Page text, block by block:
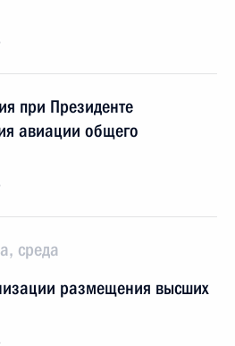
при Президенте
авиации общего
среда
размещения высших